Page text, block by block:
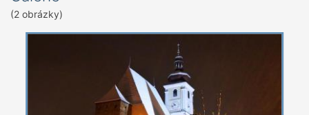
(2 obrázky)